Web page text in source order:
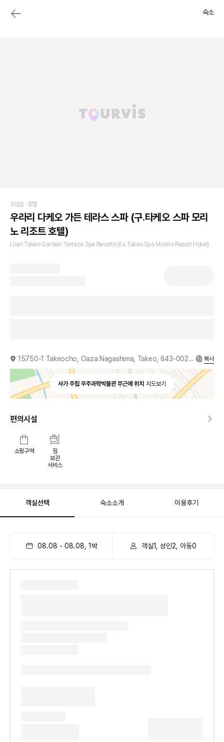
숙소
3성급 · 호텔
우라리 다케오 가든 테라스 스파 (구.타케오 스파 모리
노 리조트 호텔)
Urari Takeo Garden Terrace Spa Resorts (Ex.Takeo Spa Morino Resort Hotel)
15750-1 Takeocho, Oaza Nagashima, Takeo, 843-0021, JP 복사
사가 주립 우주과학박물관 부근에 위치 지도보기
편의시설
쇼핑구역
짐
보관
서비스
객실선택 숙소소개 이용후기
08.08 - 08.08 1 박 객실1, 성인2, 아동0